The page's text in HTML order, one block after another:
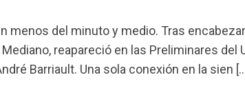
menos del minuto y medio. Tras
reapareció en las Preliminares del
Barriault. Una sola conexión en la sien